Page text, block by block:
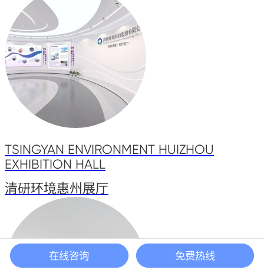
TSINGYAN ENVIRONMENT HUIZHOU
EXHIBITION HALL
清研环境惠州展厅
在线咨询 免费热线